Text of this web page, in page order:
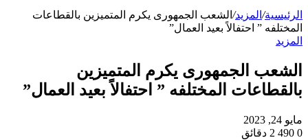
الرئيسية/ المزيد/ الشعب الجمهورى يكرم المتميزين بالقطاعات
المختلفه ” احتفالاً بعيد العمال”
المزيد
الشعب الجمهورى يكرم المتميزين
بالقطاعات المختلفه ” احتفالاً بعيد العمال”
مايو 24, 2023
0
2 دقائق